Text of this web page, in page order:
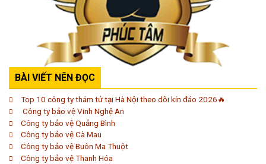
BÀI VIẾT NÊN ĐỌC
Top 10 công ty thám tử tại Hà Nội theo dõi kín đáo 2026🔥
Công ty bảo vệ Vinh Nghệ An
Công ty bảo vệ Quảng Bình
Công ty bảo vệ Cà Mau
Công ty bảo vệ Buôn Ma Thuột
Công ty bảo vệ Thanh Hóa